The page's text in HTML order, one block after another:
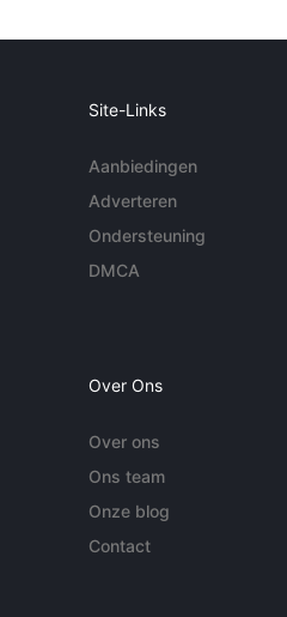
Site-Links
Aanbiedingen
Adverteren
Ondersteuning
DMCA
Over Ons
Over ons
Ons team
Onze blog
Contact